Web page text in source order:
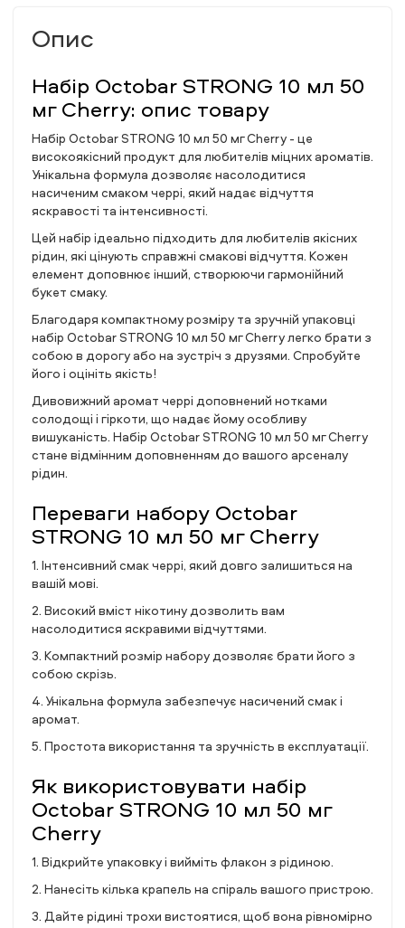
Опис
Набір Octobar STRONG 10 мл 50
мг Cherry: опис товару
Набір Octobar STRONG 10 мл 50 мг Cherry - це
високоякісний продукт для любителів міцних ароматів.
Унікальна формула дозволяє насолодитися
насиченим смаком черрі, який надає відчуття
яскравості та інтенсивності.
Цей набір ідеально підходить для любителів якісних
рідин, які цінують справжні смакові відчуття. Кожен
елемент доповнює інший, створюючи гармонійний
букет смаку.
Благодаря компактному розміру та зручній упаковці
набір Octobar STRONG 10 мл 50 мг Cherry легко брати з
собою в дорогу або на зустріч з друзями. Спробуйте
його і оцініть якість!
Дивовижний аромат черрі доповнений нотками
солодощі і гіркоти, що надає йому особливу
вишуканість. Набір Octobar STRONG 10 мл 50 мг Cherry
стане відмінним доповненням до вашого арсеналу
рідин.
Переваги набору Octobar
STRONG 10 мл 50 мг Cherry
1. Інтенсивний смак черрі, який довго залишиться на
вашій мові.
2. Високий вміст нікотину дозволить вам
насолодитися яскравими відчуттями.
3. Компактний розмір набору дозволяє брати його з
собою скрізь.
4. Унікальна формула забезпечує насичений смак і
аромат.
5. Простота використання та зручність в експлуатації.
Як використовувати набір
Octobar STRONG 10 мл 50 мг
Cherry
1. Відкрийте упаковку і вийміть флакон з рідиною.
2. Нанесіть кілька крапель на спіраль вашого пристрою.
3. Дайте рідині трохи вистоятися, щоб вона рівномірно